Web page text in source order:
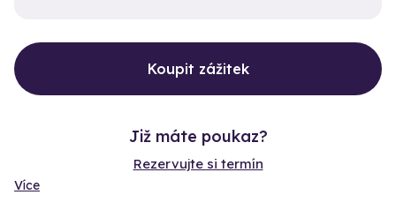
Koupit zážitek
Již máte poukaz?
Rezervujte si termín
Více